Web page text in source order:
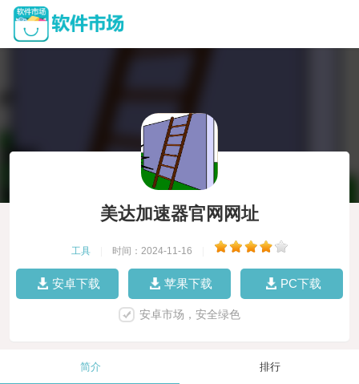
美达加速器官网网址
工具 时间：2024-11-16
安卓下载 苹果下载 PC下载
安卓市场，安全绿色
简介 排行